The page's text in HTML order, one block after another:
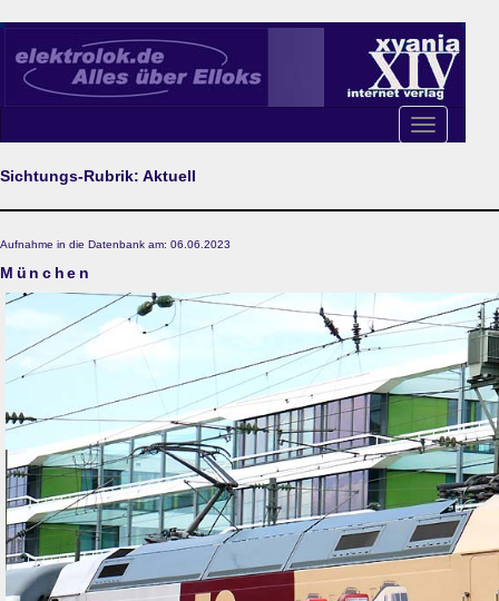
Toggle
navigation
Sichtungs-Rubrik: Aktuell
Aufnahme in die Datenbank am: 06.06.2023
München